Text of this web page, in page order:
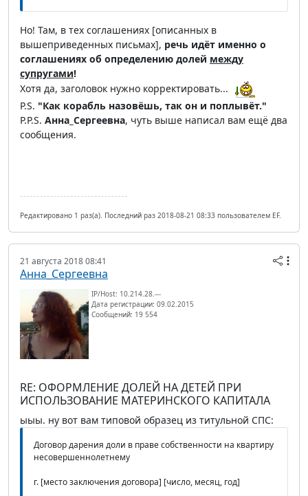
Но! Там, в тех соглашениях [описанных в
вышеприведенных письмах], речь идёт именно о
соглашениях об определению долей между
супругами!
Хотя да, заголовок нужно корректировать...
P.S. "Как корабль назовёшь, так он и поплывёт."
P.P.S. Анна_Сергеевна, чуть выше написал вам ещё два
сообщения.
Редактировано 1 раз(а). Последний раз 2018-08-21 08:33 пользователем EF.
21 августа 2018 08:41
Анна_Сергеевна
IP/Host: 10.214.28.---
Дата регистрации: 09.02.2015
Сообщений: 19 554
RE: ОФОРМЛЕНИЕ ДОЛЕЙ НА ДЕТЕЙ ПРИ
ИСПОЛЬЗОВАНИЕ МАТЕРИНСКОГО КАПИТАЛА
ыыы. ну вот вам типовой образец из титульной СПС:
Договор дарения доли в праве собственности на квартиру
несовершеннолетнему
г. [место заключения договора] [число, месяц, год]